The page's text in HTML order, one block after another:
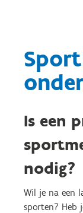
Is een
nodig?
Wil je na een
sporten? Heb